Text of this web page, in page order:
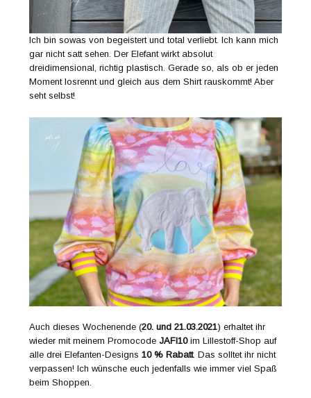
Ich bin sowas von begeistert und total verliebt. Ich kann mich
gar nicht satt sehen. Der Elefant wirkt absolut
dreidimensional, richtig plastisch. Gerade so, als ob er jeden
Moment losrennt und gleich aus dem Shirt rauskommt! Aber
seht selbst!
Auch dieses Wochenende (20. und 21.03.2021) erhaltet ihr
wieder mit meinem PromocodeJAFI10im Lillestoff-Shop auf
alle drei Elefanten-Designs10 % Rabatt. Das solltet ihr nicht
verpassen! Ich wünsche euch jedenfalls wie immer viel Spaß
beim Shoppen.